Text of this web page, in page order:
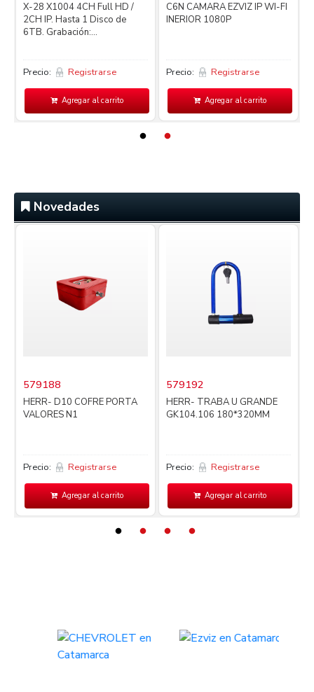
X-28 X1004 4CH Full HD /
2CH IP. Hasta 1 Disco de
6TB. Grabación:...
Precio: Registrarse
Agregar al carrito
C6N CAMARA EZVIZ IP WI-FI
INERIOR 1080P
Precio: Registrarse
Agregar al carrito
Novedades
579188
HERR- D10 COFRE PORTA
VALORES N1
Precio: Registrarse
Agregar al carrito
579192
HERR- TRABA U GRANDE
GK104.106 180*320MM
Precio: Registrarse
Agregar al carrito